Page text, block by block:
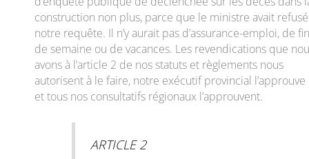
construction non plus, parce que le ministre avait refusé
notre requête. Il n’y aurait pas d’assurance-emploi, de fin
de semaine ou de vacances. Les revendications que
avons à l’article 2 de nos statuts et règlements nous
autorisent à le faire, notre exécutif provincial l’approuve
et tous nos consultatifs régionaux l’approuvent.
ARTICLE 2